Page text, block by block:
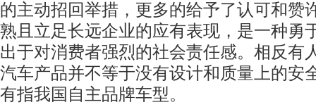
的主动招回举措，更多的给予了认可和赞
熟且立足长远企业的应有表现，是一种勇
出于对消费者强烈的社会责任感。相反有
汽车产品并不等于没有设计和质量上的安
有指我国自主品牌车型。